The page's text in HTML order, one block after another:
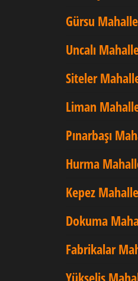
Gürsu
Uncalı
Siteler
Liman
Pınarbaşı
Hurma
Kepez
Dokuma
Fabrikalar
Yükseliş